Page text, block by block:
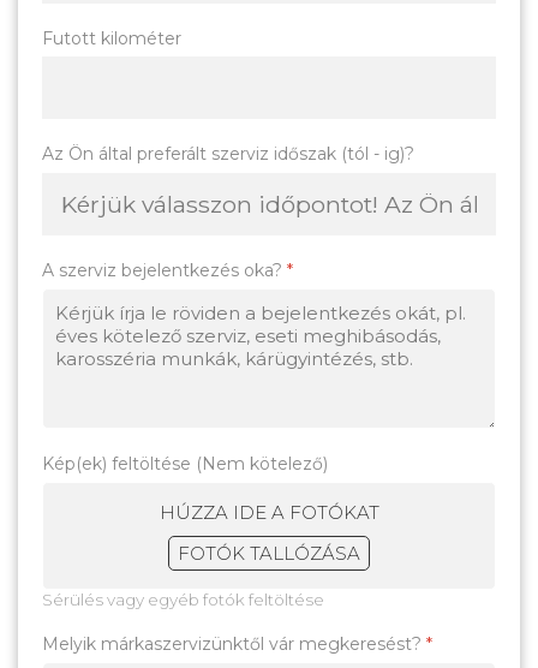
Futott kilométer
Az Ön által preferált szerviz időszak (tól - ig)?
A szerviz bejelentkezés oka? *
Kép(ek) feltöltése (Nem kötelező)
HÚZZA IDE A FOTÓKAT
FOTÓK TALLÓZÁSA
Sérülés vagy egyéb fotók feltöltése
Melyik márkaszervizünktől vár megkeresést? *